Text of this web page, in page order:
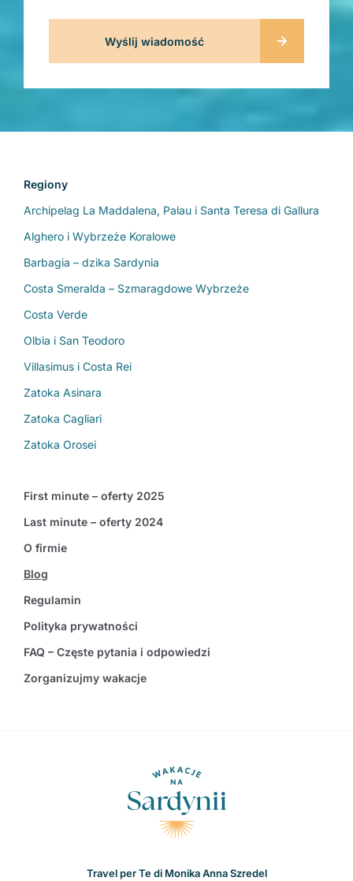
Regiony
Archipelag La Maddalena, Palau i Santa Teresa di Gallura
Alghero i Wybrzeże Koralowe
Barbagia – dzika Sardynia
Costa Smeralda – Szmaragdowe Wybrzeże
Costa Verde
Olbia i San Teodoro
Villasimus i Costa Rei
Zatoka Asinara
Zatoka Cagliari
Zatoka Orosei
First minute – oferty 2025
Last minute – oferty 2024
O firmie
Blog
Regulamin
Polityka prywatności
FAQ – Częste pytania i odpowiedzi
Zorganizujmy wakacje
Travel per Te di Monika Anna Szredel